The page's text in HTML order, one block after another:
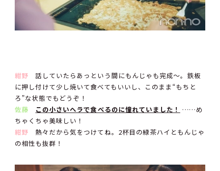
紺野 話していたらあっという間にもんじゃも完成〜。鉄板
に押し付けて少し焼いて食べてもいいし、このまま“もちと
ろ”な状態でもどうぞ！
佐藤
この小さいヘラで食べるのに憧れていました！
……め
ちゃくちゃ美味しい！
紺野 熱々だから気をつけてね。2杯目の緑茶ハイともんじゃ
の相性も抜群！